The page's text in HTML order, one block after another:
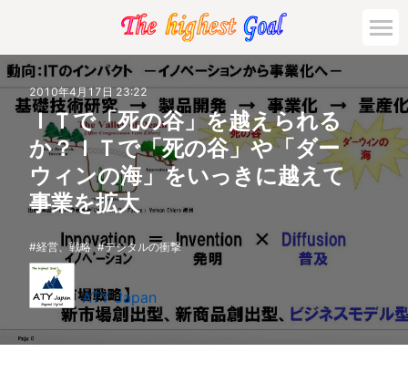
2010年4月17日 23:22
ＩＴで「死の谷」を越えられる
か？ＩＴで「死の谷」や「ダー
ウィンの海」をいっきに越えて
事業を拡大
経営、戦略 デジタルの衝撃
ATY Japan